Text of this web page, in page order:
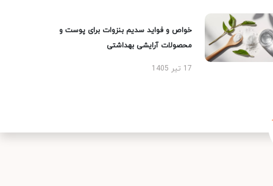
خواص و فواید سدیم بنزوات برای پوست و
محصولات آرایشی بهداشتی
17 تیر 1405